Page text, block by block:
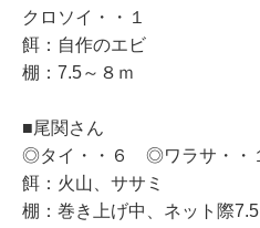
クロソイ・・１
餌：自作のエビ
棚：7.5～８ｍ
■尾関さん
◎タイ・・６ ◎ワラサ・・
餌：火山、ササミ
棚：巻き上げ中、ネット際7.5